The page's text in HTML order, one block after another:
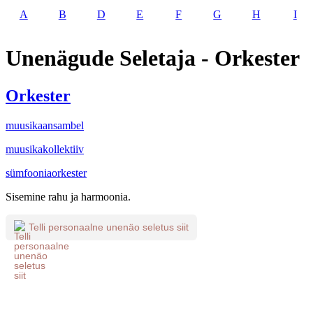
A B D E F G H I
Unenägude Seletaja - Orkester
Orkester
muusikaansambel
muusikakollektiiv
sümfooniaorkester
Sisemine rahu ja harmoonia.
Telli personaalne unenäo seletus siit